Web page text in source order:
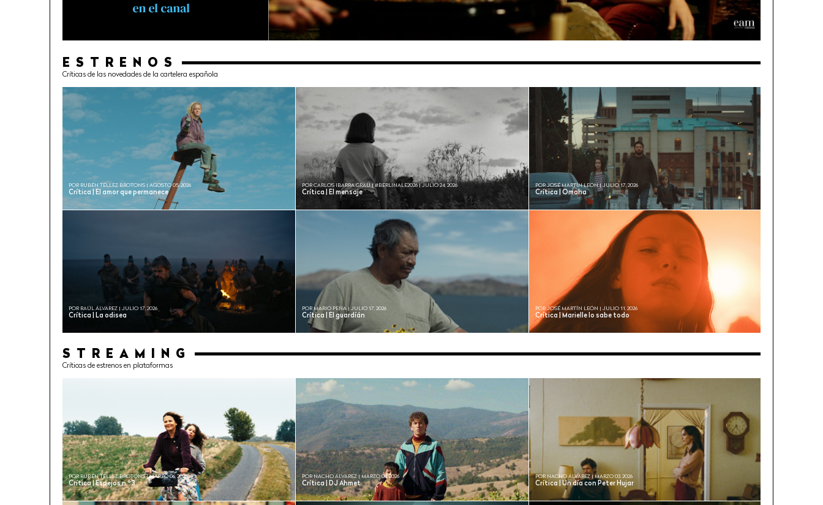
ESTRENOS
Críticas de las novedades de la cartelera española
Crítica | El amor que permanece
POR RUBÉN TÉLLEZ BROTONS | AGOSTO 05, 2026
Crítica | El mensaje
POR CARLOS IBARRA GRAU | #BERLINALE2026 | JULIO 24, 2026
Crítica | Omaha
POR JOSÉ MARTÍN LEÓN | JULIO 17, 2026
Crítica | La odisea
POR RAÚL ÁLVAREZ | JULIO 17, 2026
Crítica | El guardíán
POR MARIO PEÑA | JULIO 17, 2026
Crítica | Marielle lo sabe todo
POR JOSÉ MARTÍN LEÓN | JULIO 11, 2026
STREAMING
Críticas de estrenos en plataformas
Crítica | Espejos n.º 3
POR RUBÉN TÉLLEZ BROTONS | MARZO 06, 2026
Crítica | DJ Ahmet
POR NACHO ÁLVAREZ | MARZO 03, 2026
Crítica | Un día con Peter Hujar
POR NACHO ÁLVAREZ | MARZO 03, 2026